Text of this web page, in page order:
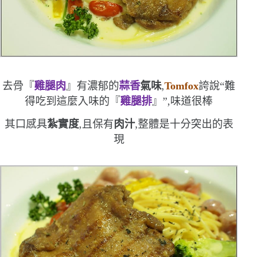
去骨『雞腿肉 』有濃郁的蒜香氣味,Tomfox誇說“難
得吃到這麼入味的『雞腿排 』”,味道很棒
其口感具紮實度,且保有肉汁,整體是十分突出的表
現